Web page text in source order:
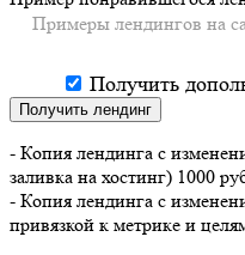
Примеры лендингов на
Получить
Получить лендинг
- Копия лендинга с
заливка на хостинг) 1000
- Копия лендинга с
привязкой к метрике и